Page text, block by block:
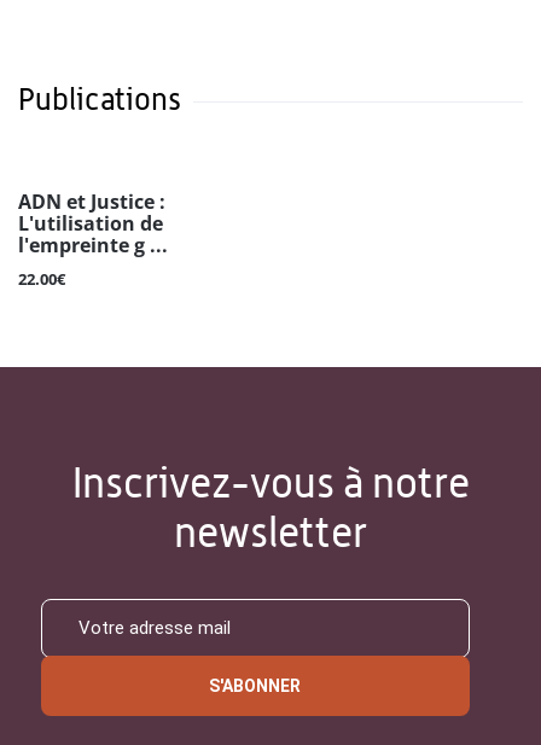
Publications
ADN et Justice :
L'utilisation de
l'empreinte g ...
22.00€
Inscrivez-vous à notre
newsletter
S'ABONNER